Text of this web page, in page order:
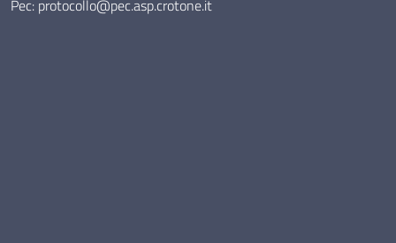
Pec: protocollo@pec.asp.crotone.it